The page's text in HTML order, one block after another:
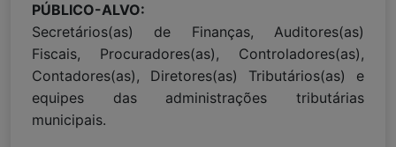
PÚBLICO-ALVO:
Secretários(as) de Finanças, Auditores(as)
Fiscais, Procuradores(as), Controladores(as),
Contadores(as), Diretores(as) Tributários(as) e
equipes das administrações tributárias
municipais.